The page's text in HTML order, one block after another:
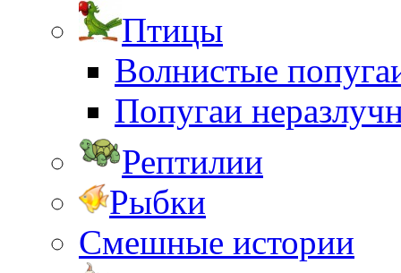
Птицы
Волнистые
Попугаи
Рептилии
Рыбки
Смешные истории